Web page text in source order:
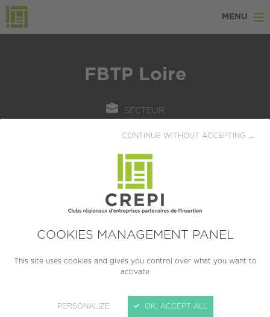
COOKIES MANAGEMENT PANEL
This site uses cookies and gives you control over what you want to
activate
PERSONALIZE
CONTINUE WITHOUT ACCEPTING →
OK, ACCEPT ALL
MENU
FBTP Loire
SECTEUR
LOCALISATION
Saint-Etienne (42000)
CRÉATION
PME (10 à 249 salariés)
ADHÉSION AU CREPI